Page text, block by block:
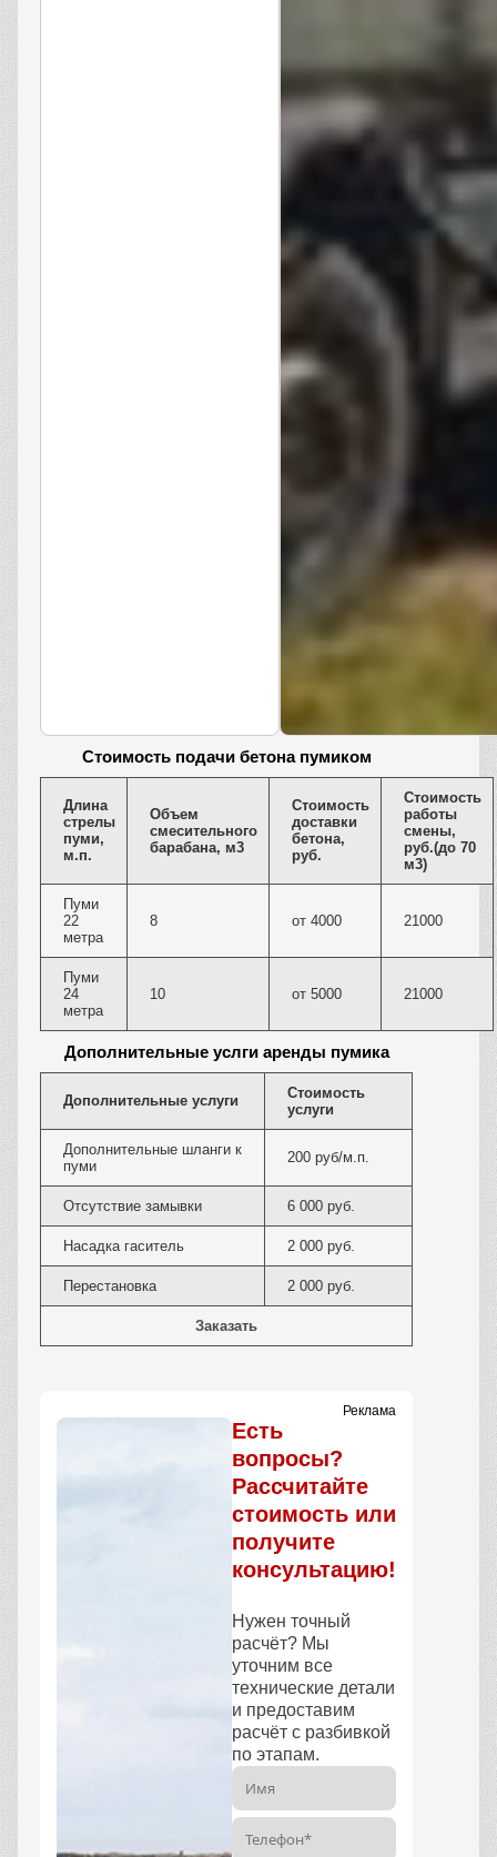
Cтоимость подачи бетона пумиком
Длина
стрелы
пуми,
м.п.
Объем
смесительного
барабана, м3
Стоимость
доставки
бетона,
руб.
Стоимость
работы
смены,
руб.(до 70
м3)
Пуми
22
метра
8 от 4000 21000
Пуми
24
метра
10 от 5000 21000
Дополнительные услги аренды пумика
Дополнительные услуги
Стоимость
услуги
Дополнительные шланги к
пуми
200 руб/м.п.
Отсутствие замывки 6 000 руб.
Насадка гаситель 2 000 руб.
Перестановка 2 000 руб.
Заказать
Реклама
Есть
вопросы?
Рассчитайте
стоимость или
получите
консультацию!
Нужен точный
расчёт? Мы
уточним все
технические детали
и предоставим
расчёт с разбивкой
по этапам.